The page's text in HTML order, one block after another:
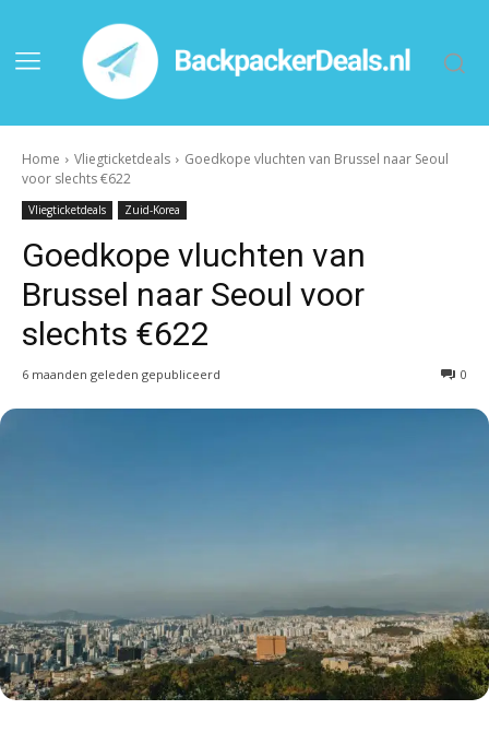
Home Vliegticketdeals
Goedkope vluchten van Brussel naar Seoul
voor slechts €622
Vliegticketdeals Zuid-Korea
Goedkope vluchten van
Brussel naar Seoul voor
slechts €622
6 maanden geleden gepubliceerd 0